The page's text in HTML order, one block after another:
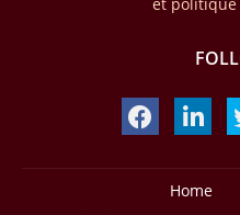
transactions (+16 % par rapport
Une rapport publié dernièrement
intitulé « Africa Unleashed:
regroupant entre autres, laHome